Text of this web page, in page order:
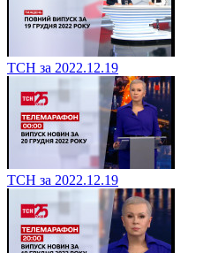
ТСН за 2022.12.19
ТСН за 2022.12.19